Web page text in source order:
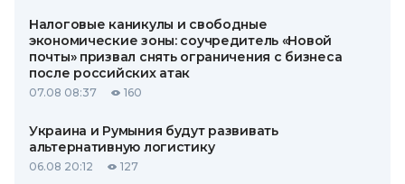
Налоговые каникулы и свободные
экономические зоны: соучредитель «Новой
почты» призвал снять ограничения с бизнеса
после российских атак
07.08 08:37 160
Украина и Румыния будут развивать
альтернативную логистику
06.08 20:12 127